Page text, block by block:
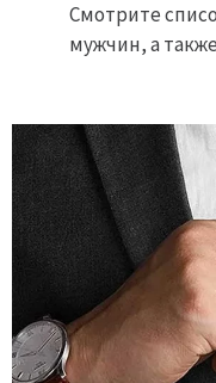
Смотрите
мужчин, а